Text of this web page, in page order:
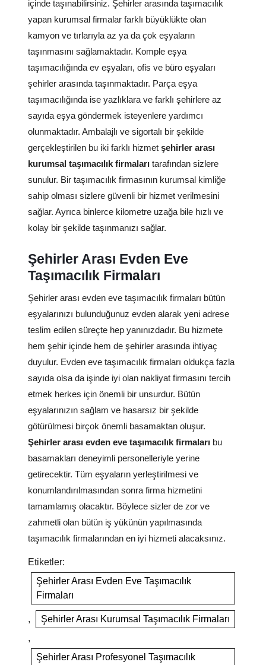
içinde taşınabilirsiniz. Şehirler arasında taşımacılık
yapan kurumsal firmalar farklı büyüklükte olan
kamyon ve tırlarıyla az ya da çok eşyaların
taşınmasını sağlamaktadır. Komple eşya
taşımacılığında ev eşyaları, ofis ve büro eşyaları
şehirler arasında taşınmaktadır. Parça eşya
taşımacılığında ise yazlıklara ve farklı şehirlere az
sayıda eşya göndermek isteyenlere yardımcı
olunmaktadır. Ambalajlı ve sigortalı bir şekilde
gerçekleştirilen bu iki farklı hizmet şehirler arası
kurumsal taşımacılık firmaları tarafından sizlere
sunulur. Bir taşımacılık firmasının kurumsal kimliğe
sahip olması sizlere güvenli bir hizmet verilmesini
sağlar. Ayrıca binlerce kilometre uzağa bile hızlı ve
kolay bir şekilde taşınmanızı sağlar.
Şehirler Arası Evden Eve
Taşımacılık Firmaları
Şehirler arası evden eve taşımacılık firmaları bütün
eşyalarınızı bulunduğunuz evden alarak yeni adrese
teslim edilen süreçte hep yanınızdadır. Bu hizmete
hem şehir içinde hem de şehirler arasında ihtiyaç
duyulur. Evden eve taşımacılık firmaları oldukça fazla
sayıda olsa da işinde iyi olan nakliyat firmasını tercih
etmek herkes için önemli bir unsurdur. Bütün
eşyalarınızın sağlam ve hasarsız bir şekilde
götürülmesi birçok önemli basamaktan oluşur.
Şehirler arası evden eve taşımacılık firmaları bu
basamakları deneyimli personelleriyle yerine
getirecektir. Tüm eşyaların yerleştirilmesi ve
konumlandırılmasından sonra firma hizmetini
tamamlamış olacaktır. Böylece sizler de zor ve
zahmetli olan bütün iş yükünün yapılmasında
taşımacılık firmalarından en iyi hizmeti alacaksınız.
Etiketler:
Şehirler Arası Evden Eve Taşımacılık
Firmaları
,
Şehirler Arası Kurumsal Taşımacılık Firmaları
,
Şehirler Arası Profesyonel Taşımacılık